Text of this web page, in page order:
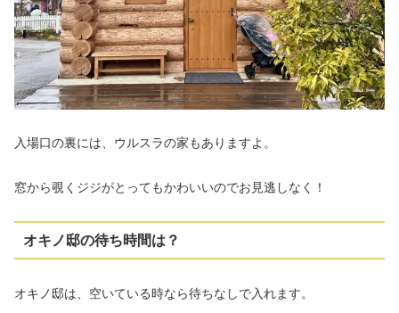
入場口の裏には、ウルスラの家もありますよ。
窓から覗くジジがとってもかわいいのでお見逃しなく！
オキノ邸の待ち時間は？
オキノ邸は、空いている時なら待ちなしで入れます。